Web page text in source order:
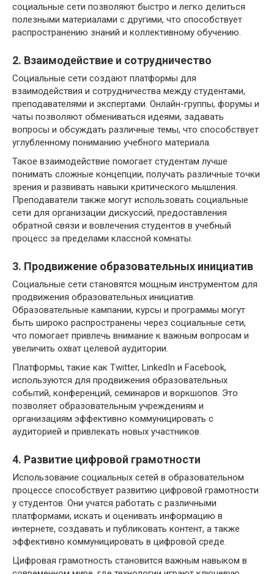
социальные сети позволяют быстро и легко делиться
полезными материалами с другими, что способствует
распространению знаний и коллективному обучению.
2. Взаимодействие и сотрудничество
Социальные сети создают платформы для
взаимодействия и сотрудничества между студентами,
преподавателями и экспертами. Онлайн-группы, форумы и
чаты позволяют обмениваться идеями, задавать
вопросы и обсуждать различные темы, что способствует
углубленному пониманию учебного материала.
Такое взаимодействие помогает студентам лучше
понимать сложные концепции, получать различные точки
зрения и развивать навыки критического мышления.
Преподаватели также могут использовать социальные
сети для организации дискуссий, предоставления
обратной связи и вовлечения студентов в учебный
процесс за пределами классной комнаты.
3. Продвижение образовательных инициатив
Социальные сети становятся мощным инструментом для
продвижения образовательных инициатив.
Образовательные кампании, курсы и программы могут
быть широко распространены через социальные сети,
что помогает привлечь внимание к важным вопросам и
увеличить охват целевой аудитории.
Платформы, такие как Twitter, LinkedIn и Facebook,
используются для продвижения образовательных
событий, конференций, семинаров и воркшопов. Это
позволяет образовательным учреждениям и
организациям эффективно коммуницировать с
аудиторией и привлекать новых участников.
4. Развитие цифровой грамотности
Использование социальных сетей в образовательном
процессе способствует развитию цифровой грамотности
у студентов. Они учатся работать с различными
платформами, искать и оценивать информацию в
интернете, создавать и публиковать контент, а также
эффективно коммуницировать в цифровой среде.
Цифровая грамотность становится важным навыком в